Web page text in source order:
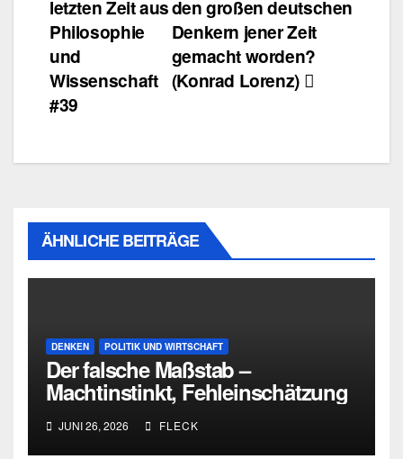
den großen deutschen
Denkern jener Zeit
gemacht worden?
(Konrad Lorenz)
letzten Zeit aus
Philosophie
und
Wissenschaft
#39
ÄHNLICHE BEITRÄGE
DENKEN POLITIK UND WIRTSCHAFT
Der falsche Maßstab –
Machtinstinkt, Fehleinschätzung
und die Grenzen intellektueller
Urteilskraft
JUNI 26, 2026 FLECK